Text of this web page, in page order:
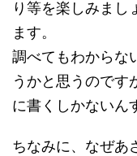
り等を楽しみまし
ます。
調べてもわからな
うかと思うのです
に書くしかないん
ちなみに、なぜあ